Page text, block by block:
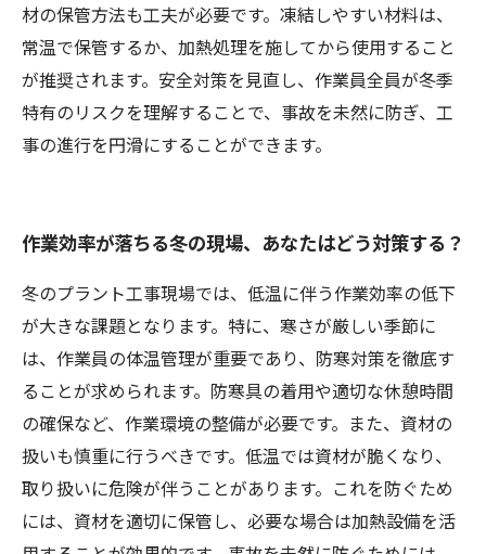
材の保管方法も工夫が必要です。凍結しやすい材料は、
常温で保管するか、加熱処理を施してから使用すること
が推奨されます。安全対策を見直し、作業員全員が冬季
特有のリスクを理解することで、事故を未然に防ぎ、工
事の進行を円滑にすることができます。
作業効率が落ちる冬の現場、あなたはどう対策する？
冬のプラント工事現場では、低温に伴う作業効率の低下
が大きな課題となります。特に、寒さが厳しい季節に
は、作業員の体温管理が重要であり、防寒対策を徹底す
ることが求められます。防寒具の着用や適切な休憩時間
の確保など、作業環境の整備が必要です。また、資材の
扱いも慎重に行うべきです。低温では資材が脆くなり、
取り扱いに危険が伴うことがあります。これを防ぐため
には、資材を適切に保管し、必要な場合は加熱設備を活